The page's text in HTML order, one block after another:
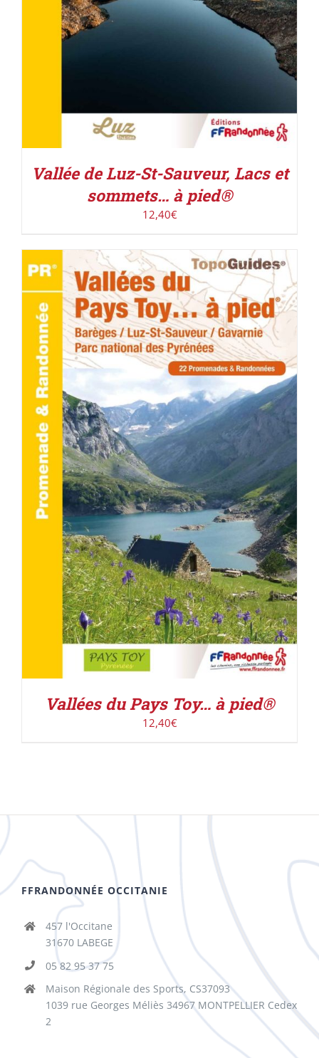
Vallée de Luz-St-Sauveur, Lacs et
sommets… à pied®
12,40€
ACHETER LE PRODUIT DÉTAILS
Vallées du Pays Toy… à pied®
12,40€
FFRANDONNÉE OCCITANIE
457 l'Occitane
31670 LABEGE
05 82 95 37 75
Maison Régionale des Sports, CS37093
1039 rue Georges Méliès 34967 MONTPELLIER Cedex
2